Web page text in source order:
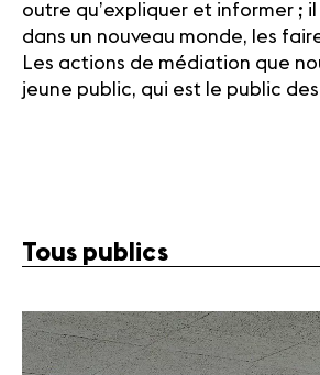
outre qu’expliquer et informer ;
dans un nouveau monde, les
Les actions de médiation que
jeune public, qui est le public
Tous publics